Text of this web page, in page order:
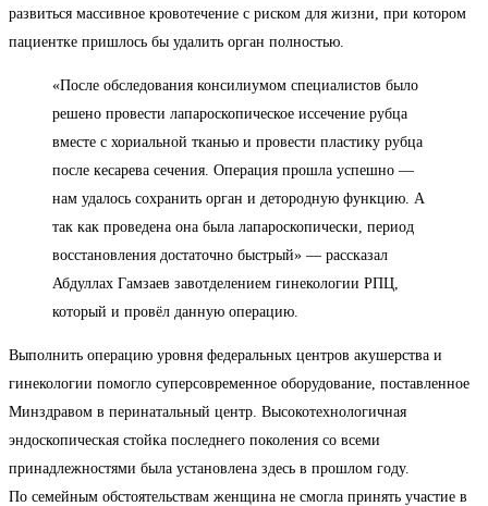
развиться массивное кровотечение с риском для жизни, при котором
пациентке пришлось бы удалить орган полностью.
«После обследования консилиумом специалистов было
решено провести лапароскопическое иссечение рубца
вместе с хориальной тканью и провести пластику рубца
после кесарева сечения. Операция прошла успешно —
нам удалось сохранить орган и детородную функцию. А
так как проведена она была лапароскопически, период
восстановления достаточно быстрый» — рассказал
Абдуллах Гамзаев завотделением гинекологии РПЦ,
который и провёл данную операцию.
Выполнить операцию уровня федеральных центров акушерства и
гинекологии помогло суперсовременное оборудование, поставленное
Минздравом в перинатальный центр. Высокотехнологичная
эндоскопическая стойка последнего поколения со всеми
принадлежностями была установлена здесь в прошлом году.
По семейным обстоятельствам женщина не смогла принять участие в